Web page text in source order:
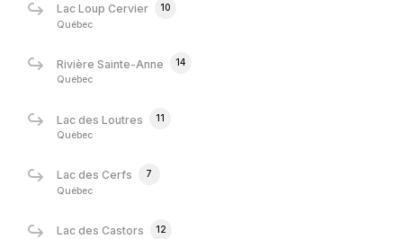
Lac Loup Cervier
10
Québec
Rivière Sainte-Anne
14
Québec
Lac des Loutres
11
Québec
Lac des Cerfs
7
Québec
Lac des Castors
12